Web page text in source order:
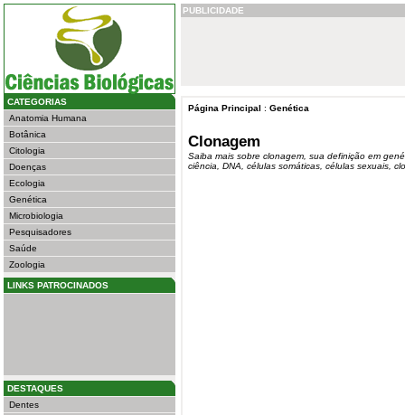
CATEGORIAS
Anatomia Humana
Botânica
Citologia
Doenças
Ecologia
Genética
Microbiologia
Pesquisadores
Saúde
Zoologia
LINKS PATROCINADOS
DESTAQUES
Dentes
PUBLICIDADE
Página Principal : Genética
Clonagem
Saiba mais sobre clonagem, sua definição em
ciência, DNA, células somáticas, células sexuais,